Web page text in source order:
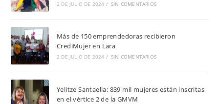
2 DE JULIO DE 2024 / SIN COMENTARIOS
Más de 150 emprendedoras recibieron
CrediMujer en Lara
2 DE JULIO DE 2024 / SIN COMENTARIOS
Yelitze Santaella: 839 mil mujeres están inscritas
en el vértice 2 de la GMVM